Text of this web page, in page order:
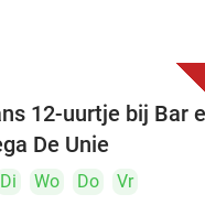
12-uurtje bij Bar
De Unie
Di Wo Do
Vr